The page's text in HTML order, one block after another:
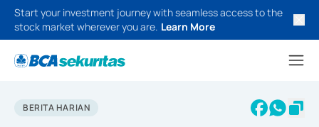
Start your investment journey with seamless access to the
stock market wherever you are. Learn More
BERITA HARIAN